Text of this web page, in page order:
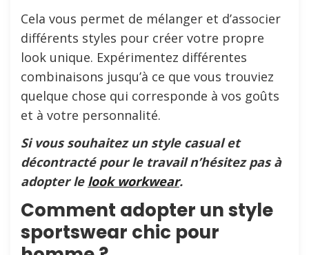
Cela vous permet de mélanger et d’associer
différents styles pour créer votre propre
look unique. Expérimentez différentes
combinaisons jusqu’à ce que vous trouviez
quelque chose qui corresponde à vos goûts
et à votre personnalité.
Si vous souhaitez un style casual et
décontracté pour le travail n’hésitez pas à
adopter le look workwear.
Comment adopter un style
sportswear chic pour